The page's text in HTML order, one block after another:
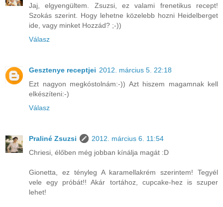
Jaj, elgyengültem. Zsuzsi, ez valami frenetikus recept!
Szokás szerint. Hogy lehetne közelebb hozni Heidelberget
ide, vagy minket Hozzád? ;-))
Válasz
Gesztenye receptjei 2012. március 5. 22:18
Ezt nagyon megkóstolnám:-)) Azt hiszem magamnak kell
elkészíteni:-)
Válasz
Praliné Zsuzsi
2012. március 6. 11:54
Chriesi, élőben még jobban kínálja magát :D
Gionetta, ez tényleg A karamellakrém szerintem! Tegyél
vele egy próbát!! Akár tortához, cupcake-hez is szuper
lehet!